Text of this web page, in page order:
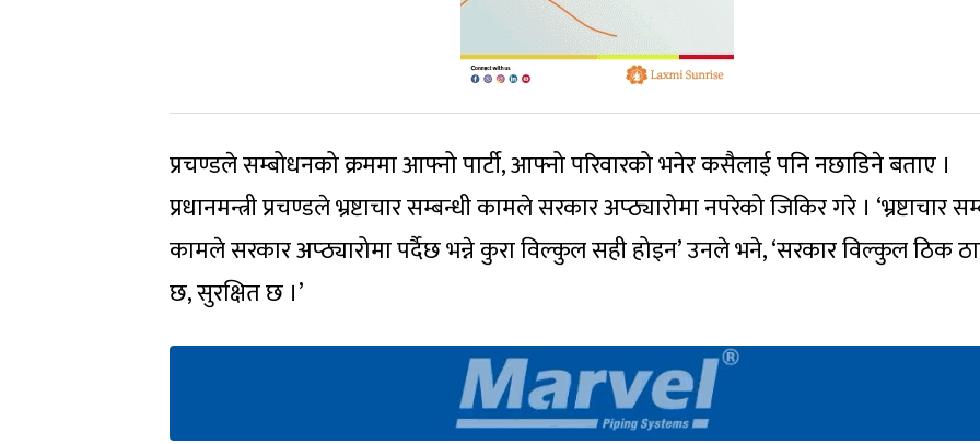
प्रचण्डले सम्बोधनको क्रममा आफ्नो पार्टी, आफ्नो परिवारको भनेर कसैलाई पनि नछाडिने बताए ।
प्रधानमन्त्री प्रचण्डले भ्रष्टाचार सम्बन्धी कामले सरकार अप्ठ्यारोमा नपरेको जिकिर गरे । ‘भ्रष्टाचार
कामले सरकार अप्ठ्यारोमा पर्दैछ भन्ने कुरा विल्कुल सही होइन’ उनले भने, ‘सरकार विल्कुल ठिक
छ, सुरक्षित छ ।’